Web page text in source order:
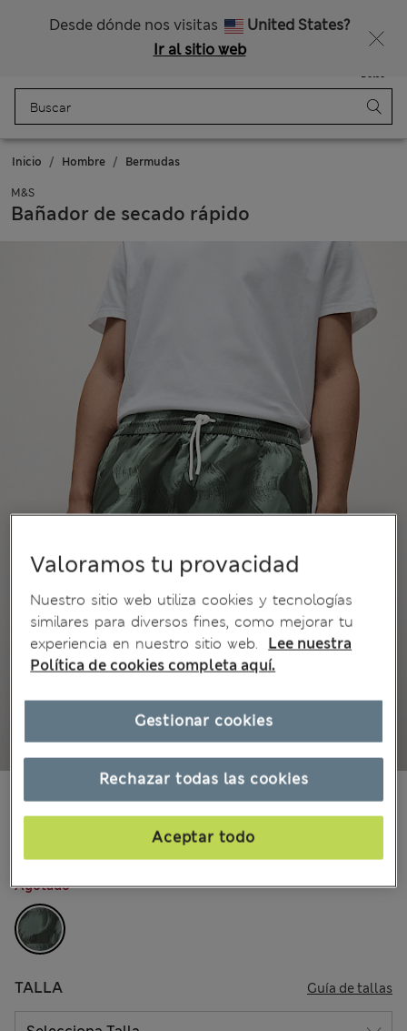
Desde dónde nos visitas
United States?
Ir al sitio web
Bolso
Inicio Hombre Bermudas
M&S
Bañador de secado rápido
€29,00
COLOR: Verde Cazador
Agotado
TALLA Guía de tallas
Valoramos tu provacidad
Nuestro sitio web utiliza cookies y tecnologías
similares para diversos fines, como mejorar tu
experiencia en nuestro sitio web.
Lee nuestra
Política de cookies completa aquí.
Rechazar todas las cookies
Aceptar todo
Gestionar cookies